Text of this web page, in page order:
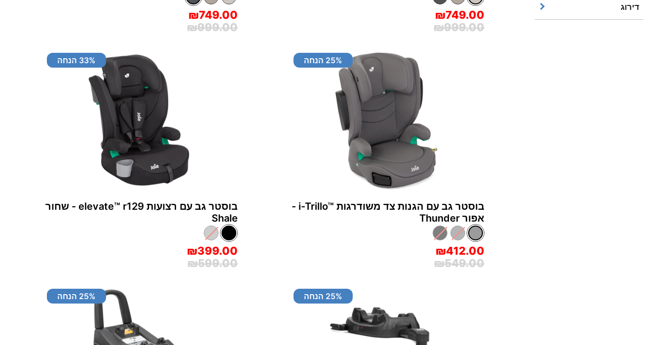
דירוג
₪749.00
₪999.00
₪749.00
₪999.00
25% הנחה
בוסטר גב עם הגנות צד משודרגות i-Trillo™‎ -
אפור Thunder
₪412.00
₪549.00
33% הנחה
בוסטר גב עם רצועות elevate™‎ r129 - שחור
Shale
₪399.00
₪599.00
25% הנחה 25% הנחה